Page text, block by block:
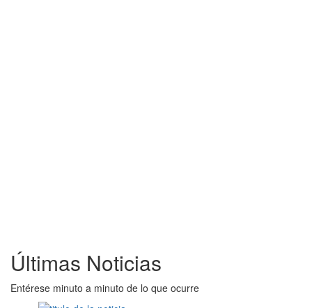
Últimas Noticias
Entérese minuto a minuto de lo que ocurre